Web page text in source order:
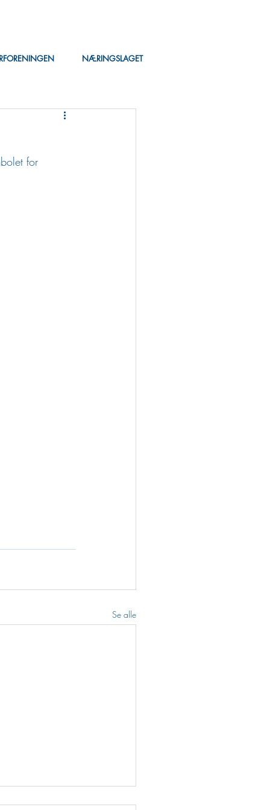
NÆRINGSLAGET
for
Se alle